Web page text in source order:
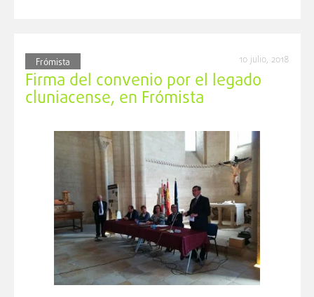
Frómista 10 julio, 2018
Firma del convenio por el legado
cluniacense, en Frómista